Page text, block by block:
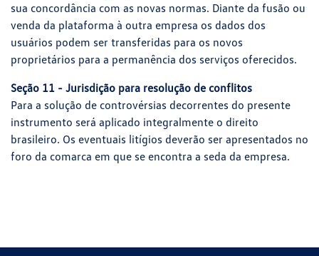
sua concordância com as novas normas. Diante da fusão ou
venda da plataforma à outra empresa os dados dos
usuários podem ser transferidas para os novos
proprietários para a permanência dos serviços oferecidos.
Seção 11 - Jurisdição para resolução de conflitos
Para a solução de controvérsias decorrentes do presente
instrumento será aplicado integralmente o direito
brasileiro. Os eventuais litígios deverão ser apresentados no
foro da comarca em que se encontra a seda da empresa.